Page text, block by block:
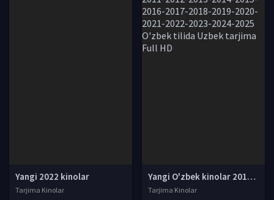
Yangi 2022 kinolar
Tarjima Kinolar
Yangi O'zbek kinolar 2010-2011-2012-2013-2014-2015-2016-2017-2018-2019-2020-2021-2022-2023-2024-2025 O'zbek tilida Uzbek tarjima Full HD
Tarjima Kinolar